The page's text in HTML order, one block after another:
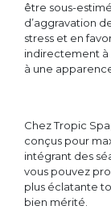
être sous-
d’aggravation
stress et en
indirectement à
à une
Chez Tropic
conçus pour
intégrant des
vous pouvez
plus éclatante
bien mérité.